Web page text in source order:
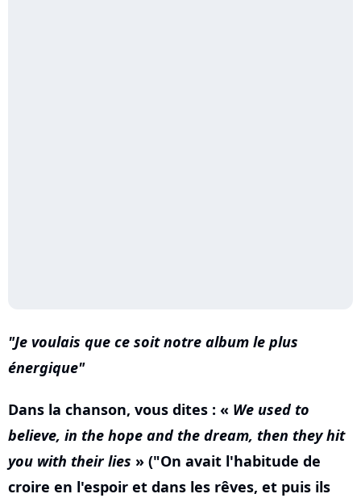
Je voulais que ce soit notre album le plus
énergique
Dans la chanson, vous dites : « We used to
believe, in the hope and the dream, then they hit
you with their lies » ("On avait l'habitude de
croire en l'espoir et dans les rêves, et puis ils